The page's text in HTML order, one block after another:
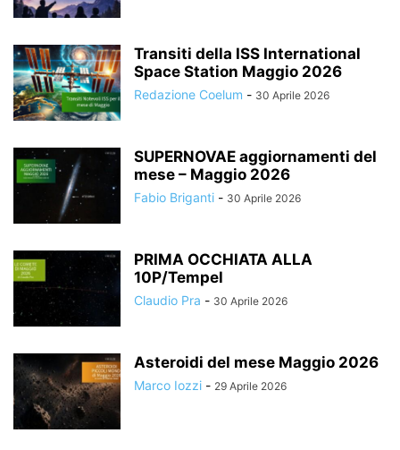
Transiti della ISS International
Space Station Maggio 2026
Redazione Coelum - 30 Aprile 2026
SUPERNOVAE aggiornamenti del
mese – Maggio 2026
Fabio Briganti - 30 Aprile 2026
PRIMA OCCHIATA ALLA
10P/Tempel
Claudio Pra - 30 Aprile 2026
Asteroidi del mese Maggio 2026
Marco Iozzi - 29 Aprile 2026